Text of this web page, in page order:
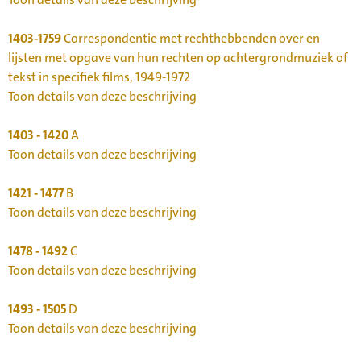
1403-1759Correspondentie met rechthebbenden over en
lijsten met opgave van hun rechten op achtergrondmuziek of
tekst in specifiek films, 1949-1972
Toon details van deze beschrijving
1403 - 1420A
Toon details van deze beschrijving
1421 - 1477B
Toon details van deze beschrijving
1478 - 1492C
Toon details van deze beschrijving
1493 - 1505D
Toon details van deze beschrijving